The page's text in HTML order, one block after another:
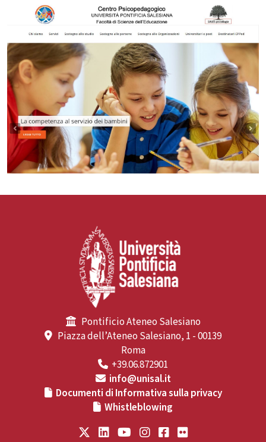
Pontificio Ateneo Salesiano
Piazza dell’Ateneo Salesiano, 1 - 00139
Roma
+39.06.872901
info@unisal.it
Documenti di Informativa sulla privacy
Whistleblowing